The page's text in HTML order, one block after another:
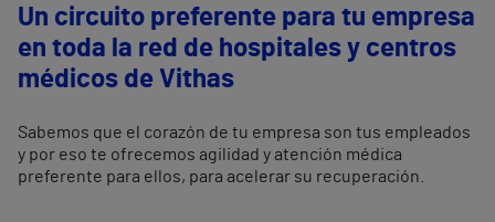
Un circuito preferente para tu empresa
en toda la red de hospitales y centros
médicos de Vithas
Sabemos que el corazón de tu empresa son tus empleados
y por eso te ofrecemos agilidad y atención médica
preferente para ellos, para acelerar su recuperación.